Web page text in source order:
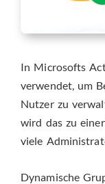
In Microsofts
verwendet, um
Nutzer zu
wird das zu einer
viele
Dynamische